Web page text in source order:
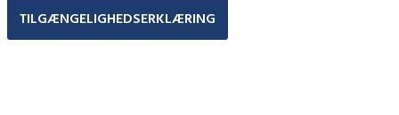
TILGÆNGELIGHEDSERKLÆRING